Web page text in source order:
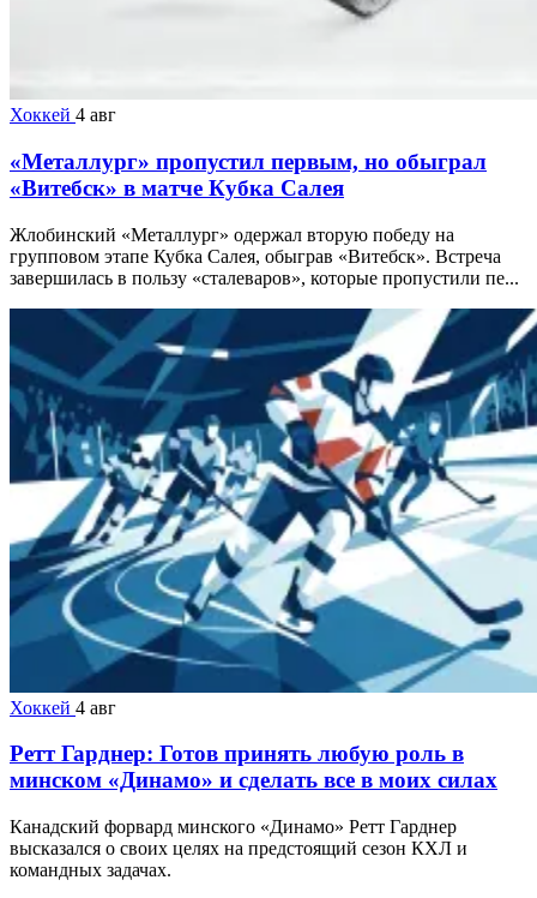
Хоккей 4 авг
«Металлург» пропустил первым, но обыграл
«Витебск» в матче Кубка Салея
Жлобинский «Металлург» одержал вторую победу на
групповом этапе Кубка Салея, обыграв «Витебск». Встреча
завершилась в пользу «сталеваров», которые пропустили пе...
Хоккей 4 авг
Ретт Гарднер: Готов принять любую роль в
минском «Динамо» и сделать все в моих силах
Канадский форвард минского «Динамо» Ретт Гарднер
высказался о своих целях на предстоящий сезон КХЛ и
командных задачах.